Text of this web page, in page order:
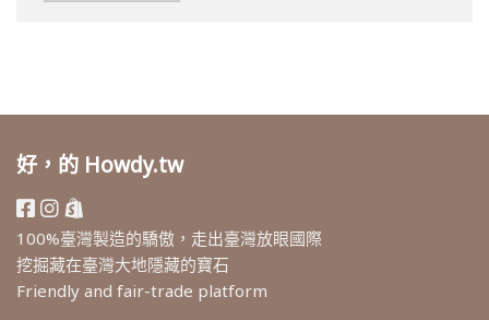
好，的 Howdy.tw
100%臺灣製造的驕傲，走出臺灣放眼國際
挖掘藏在臺灣大地隱藏的寶石
Friendly and fair-trade platform